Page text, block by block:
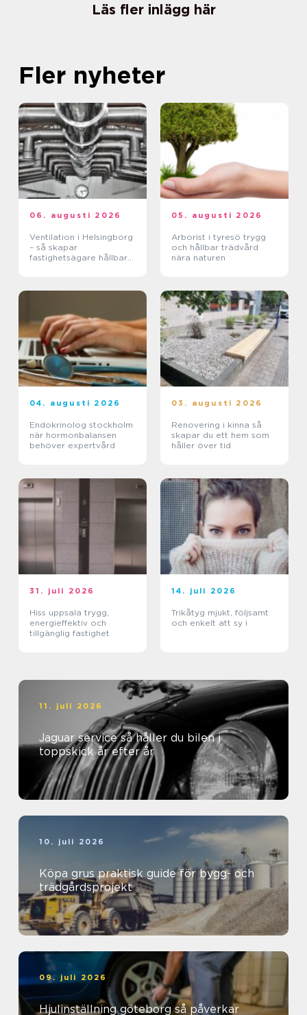
Läs fler inlägg här
Fler nyheter
06. augusti 2026
Ventilation i Helsingborg
– så skapar
fastighetsägare hållbara
05. augusti 2026
Arborist i tyresö trygg
och hållbar trädvård
nära naturen
04. augusti 2026
Endokrinolog stockholm
när hormonbalansen
behöver expertvård
03. augusti 2026
Renovering i kinna så
skapar du ett hem som
håller över tid
31. juli 2026
Hiss uppsala trygg,
energieffektiv och
tillgänglig fastighet
14. juli 2026
Trikåtyg mjukt, följsamt
och enkelt att sy i
11. juli 2026
Jaguar service så håller du bilen i
toppskick år efter år
10. juli 2026
Köpa grus praktisk guide för bygg- och
trädgårdsprojekt
09. juli 2026
Hjulinställning göteborg så påverkar